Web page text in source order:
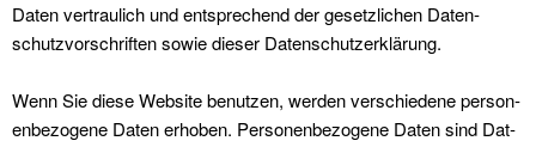
Dat­en ver­traulich und entsprechend der geset­zlichen Daten­
schutzvorschriften sowie dieser Daten­schutzerk­lärung.
Wenn Sie diese Web­site benutzen, wer­den ver­schiedene per­so­n­
en­be­zo­gene Dat­en erhoben. Per­so­n­en­be­zo­gene Dat­en sind Dat­